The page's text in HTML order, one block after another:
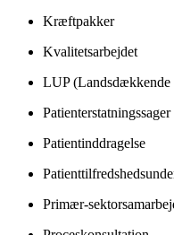
Kræftpakker
Kvalitetsarbejdet
LUP (Landsdækkende
Patienterstatningssager
Patientinddragelse
Primær-